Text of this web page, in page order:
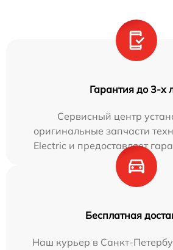
Гарантия до 3-х
Сервисный центр
оригинальные запчасти
Electric и предоставляет
Бесплатная
Наш курьер в Санкт-